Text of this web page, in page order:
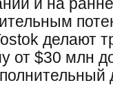
делают
от $30 млн